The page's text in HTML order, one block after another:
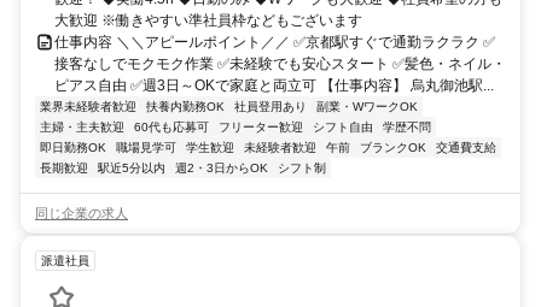
大歓迎 ※働きやすい準社員枠などもございます
仕事内容 ＼＼アピールポイント／／ ✅京都駅すぐで通勤ラクラク ✅
接客なしでモクモク作業 ✅未経験でも安心スタート ✅髪色・ネイル・
ピアス自由 ✅週3日～OKで家庭と両立可 【仕事内容】 烏丸御池駅...
業界未経験者歓迎 扶養内勤務OK 社員登用あり
副業・WワークOK
主婦・主夫歓迎
60代も応募可 フリーター歓迎 シフト自由
学歴不問
即日勤務OK
職場見学可 学生歓迎 未経験者歓迎 午前 ブランクOK
交通費支給
長期歓迎
駅近5分以内 週2・3日からOK シフト制
同じ企業の求人
派遣社員